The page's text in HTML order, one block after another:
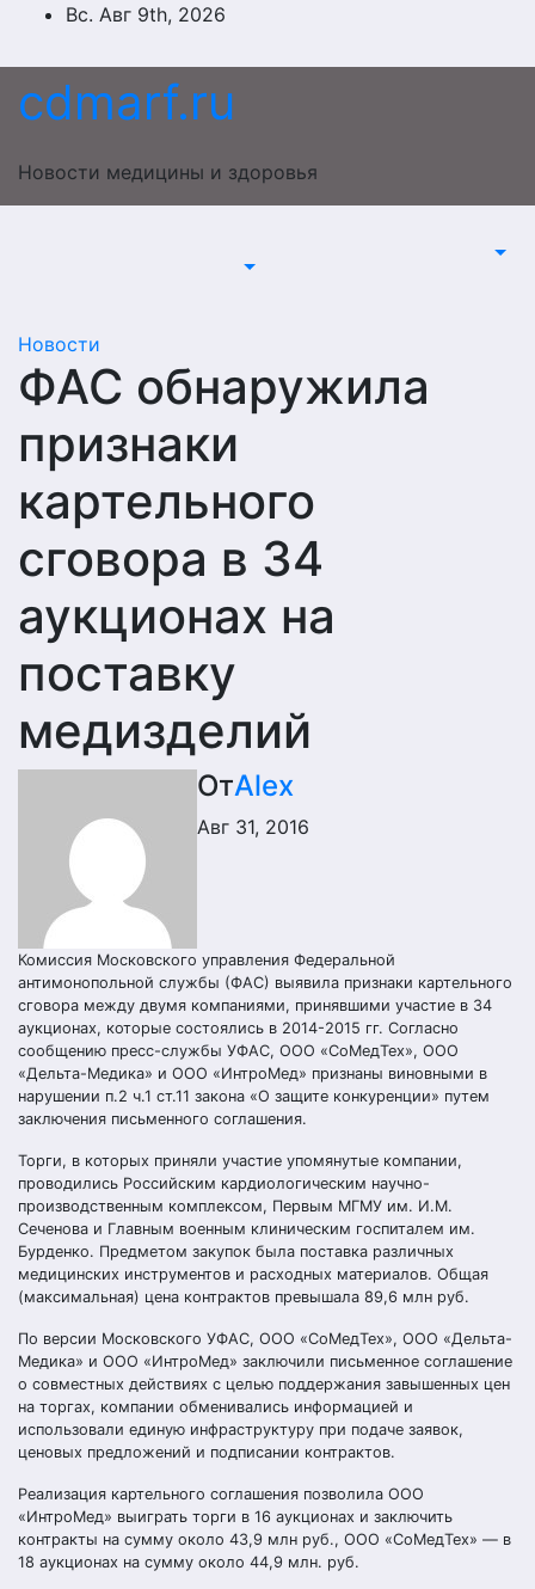
Перейти
содержимому
Вс. Авг 9th, 2026
cdmarf.ru
Новости медицины и здоровья
Новости
ФАС обнаружила
признаки
картельного
сговора в 34
аукционах на
поставку
медизделий
ОтAlex
Авг 31, 2016
Комиссия Московского управления Федеральной
антимонопольной службы (ФАС) выявила признаки картельного
сговора между двумя компаниями, принявшими участие в 34
аукционах, которые состоялись в 2014-2015 гг. Согласно
сообщению пресс-службы УФАС, ООО «СоМедТех», ООО
«Дельта-Медика» и ООО «ИнтроМед» признаны виновными в
нарушении п.2 ч.1 ст.11 закона «О защите конкуренции» путем
заключения письменного соглашения.
Торги, в которых приняли участие упомянутые компании,
проводились Российским кардиологическим научно-
производственным комплексом, Первым МГМУ им. И.М.
Сеченова и Главным военным клиническим госпиталем им.
Бурденко. Предметом закупок была поставка различных
медицинских инструментов и расходных материалов. Общая
(максимальная) цена контрактов превышала 89,6 млн руб.
По версии Московского УФАС, ООО «СоМедТех», ООО «Дельта-
Медика» и ООО «ИнтроМед» заключили письменное соглашение
о совместных действиях с целью поддержания завышенных цен
на торгах, компании обменивались информацией и
использовали единую инфраструктуру при подаче заявок,
ценовых предложений и подписании контрактов.
Реализация картельного соглашения позволила ООО
«ИнтроМед» выиграть торги в 16 аукционах и заключить
контракты на сумму около 43,9 млн руб., ООО «СоМедТех» — в
18 аукционах на сумму около 44,9 млн. руб.